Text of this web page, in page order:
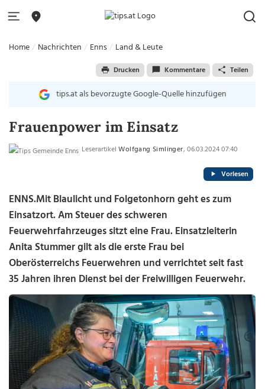
Home Nachrichten Enns Land & Leute
Drucken Kommentare Teilen
tips.at als bevorzugte Google-Quelle hinzufügen
Frauenpower im Einsatz
LeserartikelWolfgang Simlinger, 06.03.2024 07:40
Vorlesen
ENNS.Mit Blaulicht und Folgetonhorn geht es zum
Einsatzort. Am Steuer des schweren
Feuerwehrfahrzeuges sitzt eine Frau. Einsatzleiterin
Anita Stummer gilt als die erste Frau bei
Oberösterreichs Feuerwehren und verrichtet seit fast
35 Jahren ihren Dienst bei der Freiwilligen Feuerwehr.